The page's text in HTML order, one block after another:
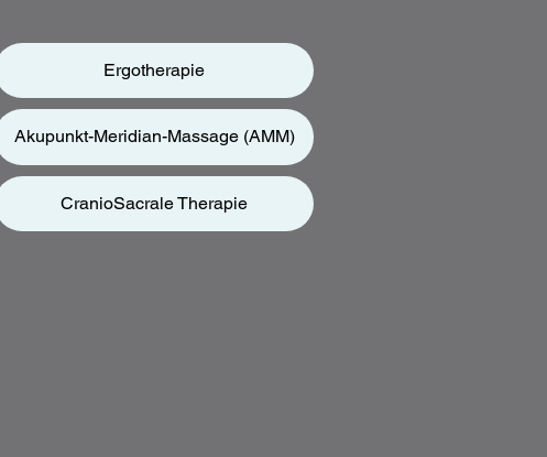
Ergotherapie
Akupunkt-Meridian-Massage (AMM)
CranioSacrale Therapie